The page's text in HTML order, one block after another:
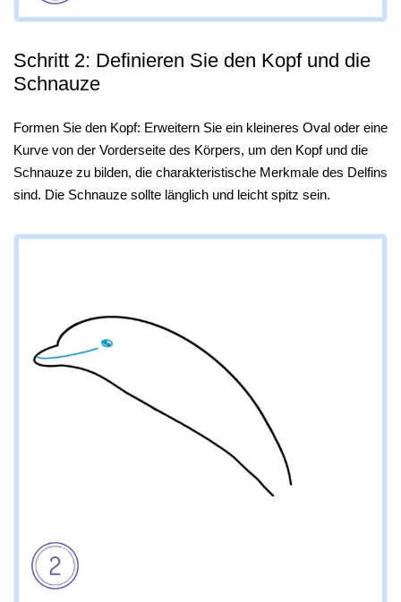
Schritt 2: Definieren Sie den Kopf und die
Schnauze
Formen Sie den Kopf: Erweitern Sie ein kleineres Oval oder eine
Kurve von der Vorderseite des Körpers, um den Kopf und die
Schnauze zu bilden, die charakteristische Merkmale des Delfins
sind. Die Schnauze sollte länglich und leicht spitz sein.